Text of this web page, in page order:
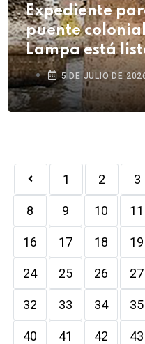
Expediente
puente
Lampa está
5 DE JULIO DE
1 2 3
8 9 10 11
16 17 18 19
24 25 26 27
32 33 34 35
40 41 42 43